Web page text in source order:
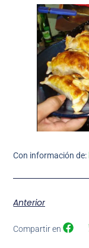
Con información de:
Anterior
Compartir en